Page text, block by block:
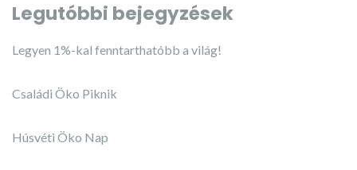
Legutóbbi bejegyzések
Legyen 1%-kal fenntarthatóbb a világ!
Családi Öko Piknik
Húsvéti Öko Nap